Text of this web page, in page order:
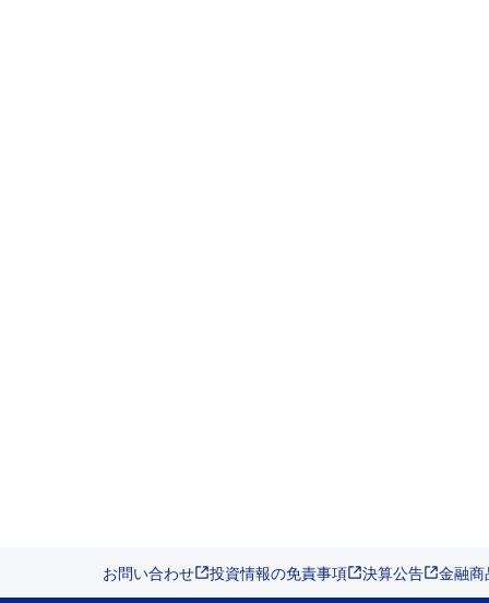
お問い合わせ 投資情報の免責事項 決算公告 金融